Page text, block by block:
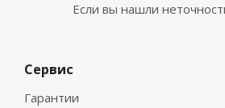
Если вы нашли
Сервис
Гарантии